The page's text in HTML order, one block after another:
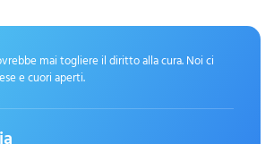
mai togliere il diritto alla cura. Noi ci
e cuori aperti.